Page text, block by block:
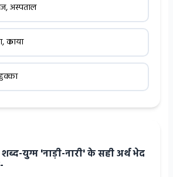
अस्पताल
काया
युग्म 'नाड़ी-नारी' के सही अर्थ भेद